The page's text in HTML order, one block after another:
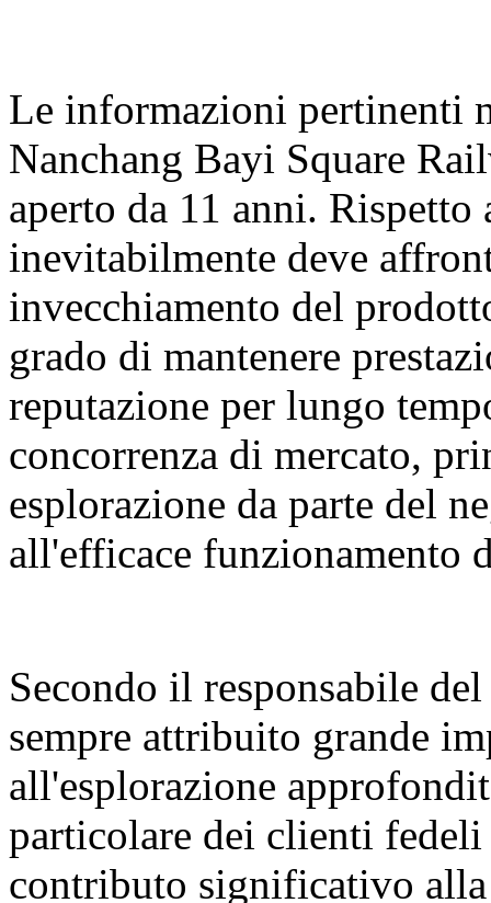
Le informazioni pertinenti
Nanchang Bayi Square
aperto da 11 anni.
inevitabilmente deve
invecchiamento del
grado di mantenere
reputazione per lungo
concorrenza di mercato,
esplorazione da parte del
all'efficace funzionamento
Secondo il responsabile
sempre attribuito grande
all'esplorazione
particolare dei clienti
contributo significativo